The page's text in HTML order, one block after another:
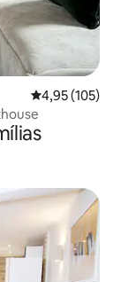
Classificação
4,95 (105)